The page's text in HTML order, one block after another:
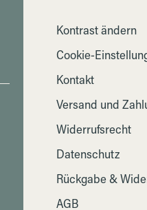
Kontrast ändern
Cookie-
Kontakt
Versand und
Widerrufsrecht
Datenschutz
Rückgabe &
AGB